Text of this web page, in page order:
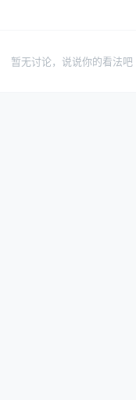
暂无讨论，说说你的看法吧